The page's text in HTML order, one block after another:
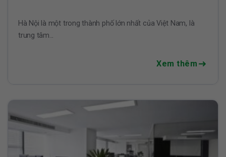
Hà Nội là một trong thành phố lớn nhất của Việt Nam, là
trung tâm...
Xem thêm